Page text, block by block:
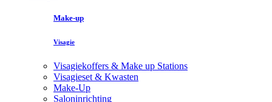
Make-up
Visagie
Visagiekoffers & Make up Stations
Visagieset & Kwasten
Make-Up
Saloninrichting